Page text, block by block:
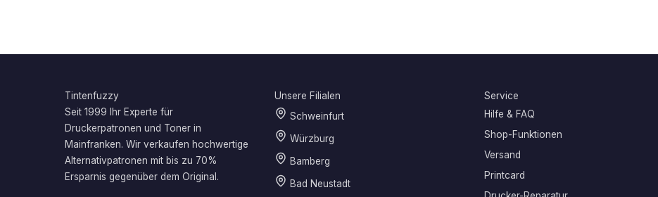
Tintenfuzzy
Seit 1999 Ihr Experte für
Druckerpatronen und Toner in
Mainfranken. Wir verkaufen hochwertige
Alternativpatronen mit bis zu 70%
Ersparnis gegenüber dem Original.
Unsere Filialen
Schweinfurt
Würzburg
Bamberg
Bad Neustadt
Service
Hilfe & FAQ
Shop-Funktionen
Versand
Printcard